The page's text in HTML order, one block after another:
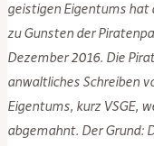
geistigen Eigentums hat
zu Gunsten der
Dezember 2016. Die
anwaltliches Schreiben
Eigentums, kurz VSGE,
abgemahnt. Der Grund: